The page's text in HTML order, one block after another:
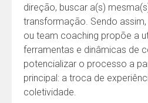
direção, buscar a(s)
transformação. Sendo
ou team coaching propõe a
ferramentas e dinâmicas de
potencializar o processo a
principal: a troca de
coletividade.